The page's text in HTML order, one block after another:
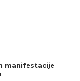
manifestacije